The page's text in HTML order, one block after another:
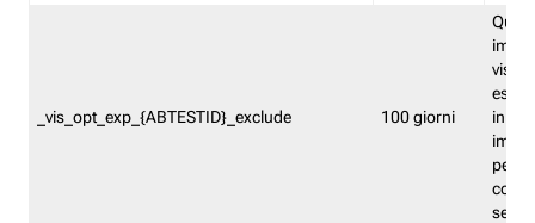
_vis_opt_exp_{ABTESTID}_exclude 100 giorni
in